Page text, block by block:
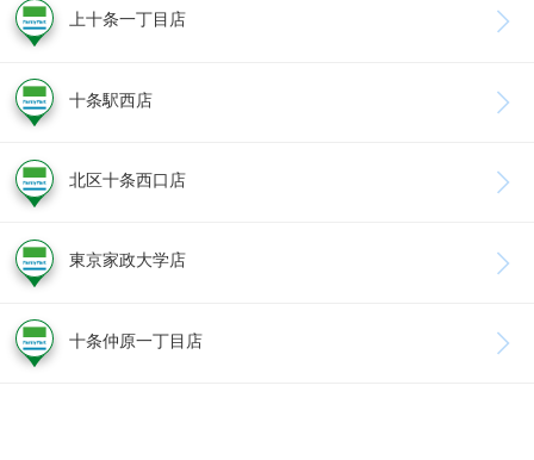
上十条一丁目店
十条駅西店
北区十条西口店
東京家政大学店
十条仲原一丁目店